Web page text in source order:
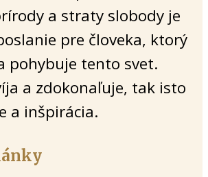
a straty slobody je
pre človeka, ktorý
pohybuje tento svet.
a zdokonaľuje, tak isto
a inšpirácia.